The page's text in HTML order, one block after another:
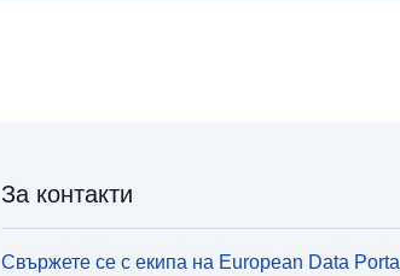
За контакти
Свържете се с екипа на European Data Portal